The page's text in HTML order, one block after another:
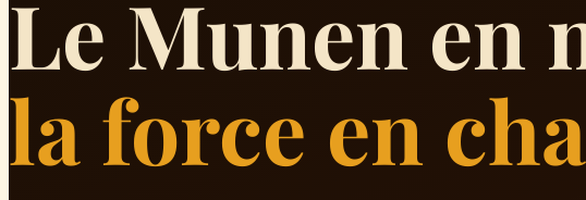
Le Munen en
la force en